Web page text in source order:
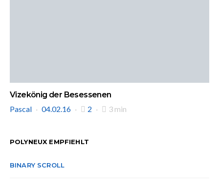
Vizekönig der Besessenen
Pascal
04.02.16 2 3 min
POLYNEUX EMPFIEHLT
BINARY SCROLL